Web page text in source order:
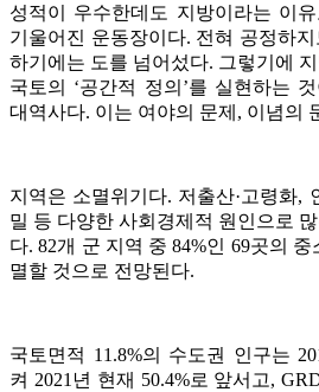
성적이 우수한데도 지방이라는 이
기울어진 운동장이다. 전혀 공정하
하기에는 도를 넘어섰다. 그렇기에
국토의 ‘공간적 정의’를 실현하는
대역사다. 이는 여야의 문제, 이념의
지역은 소멸위기다. 저출산·고령화,
밀 등 다양한 사회경제적 원인으로
다. 82개 군 지역 중 84%인 69곳의
멸할 것으로 전망된다.
국토면적 11.8%의 수도권 인구는
켜 2021년 현재 50.4%로 앞서고,